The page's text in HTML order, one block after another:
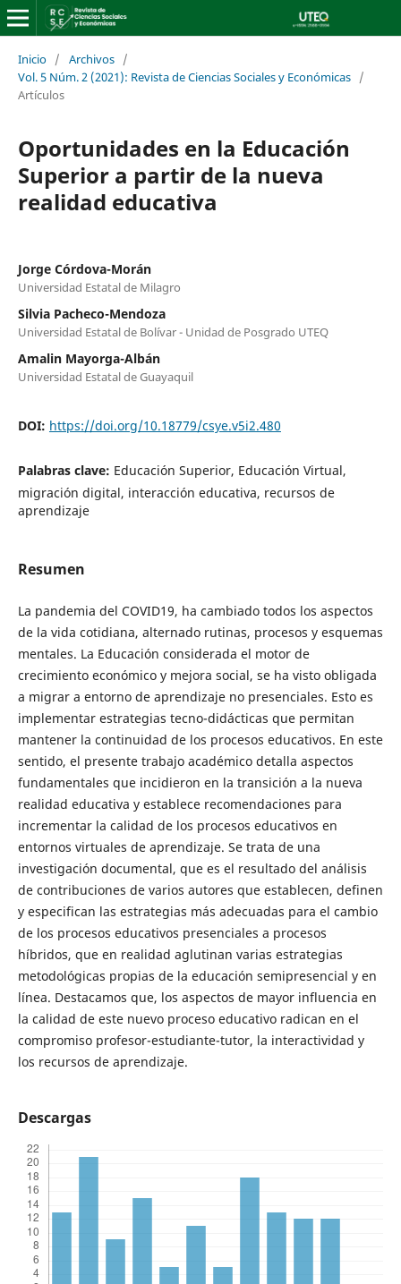
Inicio / Archivos /
Vol. 5 Núm. 2 (2021): Revista de Ciencias Sociales y Económicas /
Artículos
Oportunidades en la Educación
Superior a partir de la nueva
realidad educativa
Jorge Córdova-Morán
Universidad Estatal de Milagro
Silvia Pacheco-Mendoza
Universidad Estatal de Bolívar - Unidad de Posgrado UTEQ
Amalin Mayorga-Albán
Universidad Estatal de Guayaquil
DOI: https://doi.org/10.18779/csye.v5i2.480
Palabras clave: Educación Superior, Educación Virtual,
migración digital, interacción educativa, recursos de
aprendizaje
Resumen
La pandemia del COVID19, ha cambiado todos los aspectos
de la vida cotidiana, alternado rutinas, procesos y esquemas
mentales. La Educación considerada el motor de
crecimiento económico y mejora social, se ha visto obligada
a migrar a entorno de aprendizaje no presenciales. Esto es
implementar estrategias tecno-didácticas que permitan
mantener la continuidad de los procesos educativos. En este
sentido, el presente trabajo académico detalla aspectos
fundamentales que incidieron en la transición a la nueva
realidad educativa y establece recomendaciones para
incrementar la calidad de los procesos educativos en
entornos virtuales de aprendizaje. Se trata de una
investigación documental, que es el resultado del análisis
de contribuciones de varios autores que establecen, definen
y especifican las estrategias más adecuadas para el cambio
de los procesos educativos presenciales a procesos
híbridos, que en realidad aglutinan varias estrategias
metodológicas propias de la educación semipresencial y en
línea. Destacamos que, los aspectos de mayor influencia en
la calidad de este nuevo proceso educativo radican en el
compromiso profesor-estudiante-tutor, la interactividad y
los recursos de aprendizaje.
Descargas